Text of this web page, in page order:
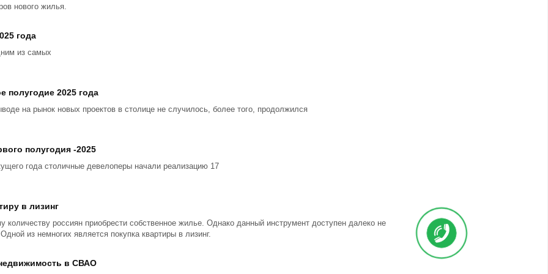
нового жилья.
года
из самых
полугодие 2025 года
на рынок новых проектов в столице не случилось, более того, продолжился
полугодия -2025
года столичные девелоперы начали реализацию 17
в лизинг
количеству россиян приобрести собственное жилье. Однако данный инструмент доступен далеко не
из немногих является покупка квартиры в лизинг.
в СВАО